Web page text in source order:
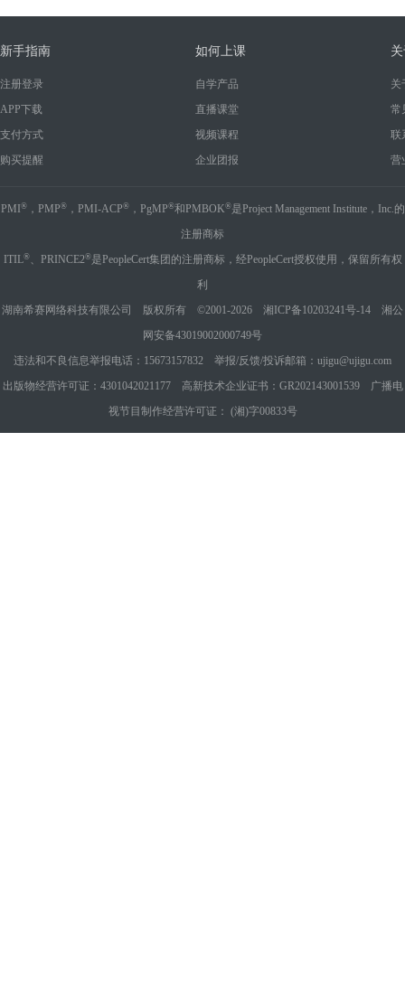
新手指南
注册登录
APP下载
支付方式
购买提醒
如何上课
自学产品
直播课堂
视频课程
企业团报
关
常
联
营
PMI ®，PMP®，PMI-ACP®，PgMP®和PMBOK®是Project Management Institute，Inc.的
注册商标
ITIL®、PRINCE2®是PeopleCert集团的注册商标，经PeopleCert授权使用，保留所有权
利
湖南希赛网络科技有限公司 版权所有 ©2001-2026 湘ICP备10203241号-14
湘公
网安备43019002000749号
违法和不良信息举报电话：15673157832 举报/反馈/投诉邮箱：ujigu@ujigu.com
出版物经营许可证：4301042021177 高新技术企业证书：GR202143001539 广播电
视节目制作经营许可证： (湘)字00833号